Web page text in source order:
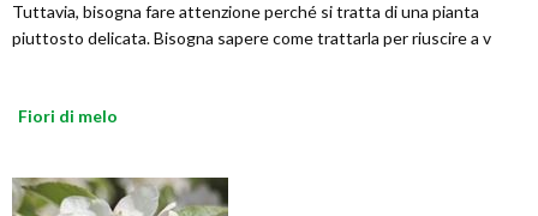
Tuttavia, bisogna fare attenzione perché si tratta di una pianta
piuttosto delicata. Bisogna sapere come trattarla per riuscire a v
Fiori di melo